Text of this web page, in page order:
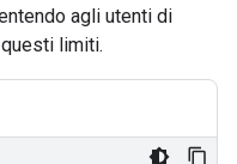
agli utenti di
limiti.